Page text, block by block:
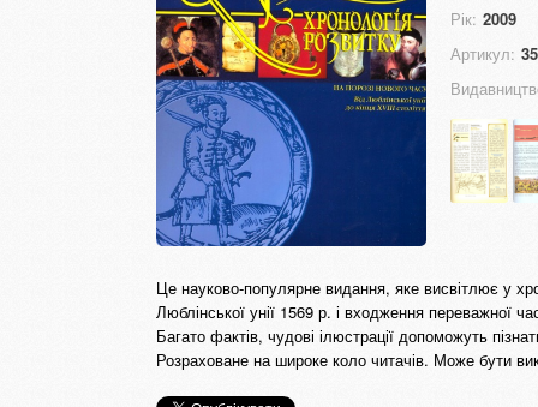
Рік: 2009
Артикул:
Це науково-популярне видання, яке висвітлює у
Люблінської унії 1569 р. і входження переважної
Багато фактів, чудові ілюстрації допоможуть
Розраховане на широке коло читачів. Може бути